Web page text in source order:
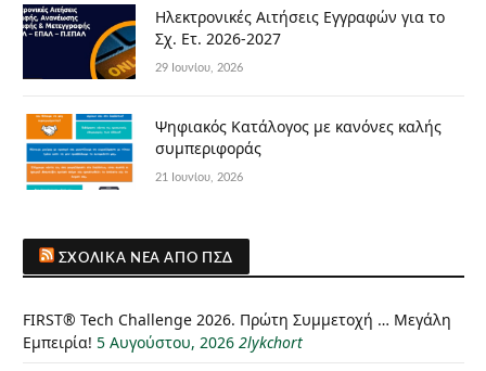
Ηλεκτρονικές Αιτήσεις Εγγραφών για το
Σχ. Ετ. 2026-2027
29 Ιουνίου, 2026
Ψηφιακός Κατάλογος με κανόνες καλής
συμπεριφοράς
21 Ιουνίου, 2026
ΣΧΟΛΙΚΆ ΝΈΑ ΑΠΌ ΠΣΔ
FIRST® Tech Challenge 2026. Πρώτη Συμμετοχή … Μεγάλη
Εμπειρία! 5 Αυγούστου, 2026 2lykchort